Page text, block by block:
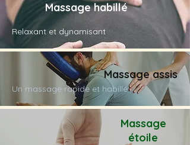
Massage habillé
Relaxant et dynamisant
Massage assis
Un massage rapide et habillé
Massage
étoile